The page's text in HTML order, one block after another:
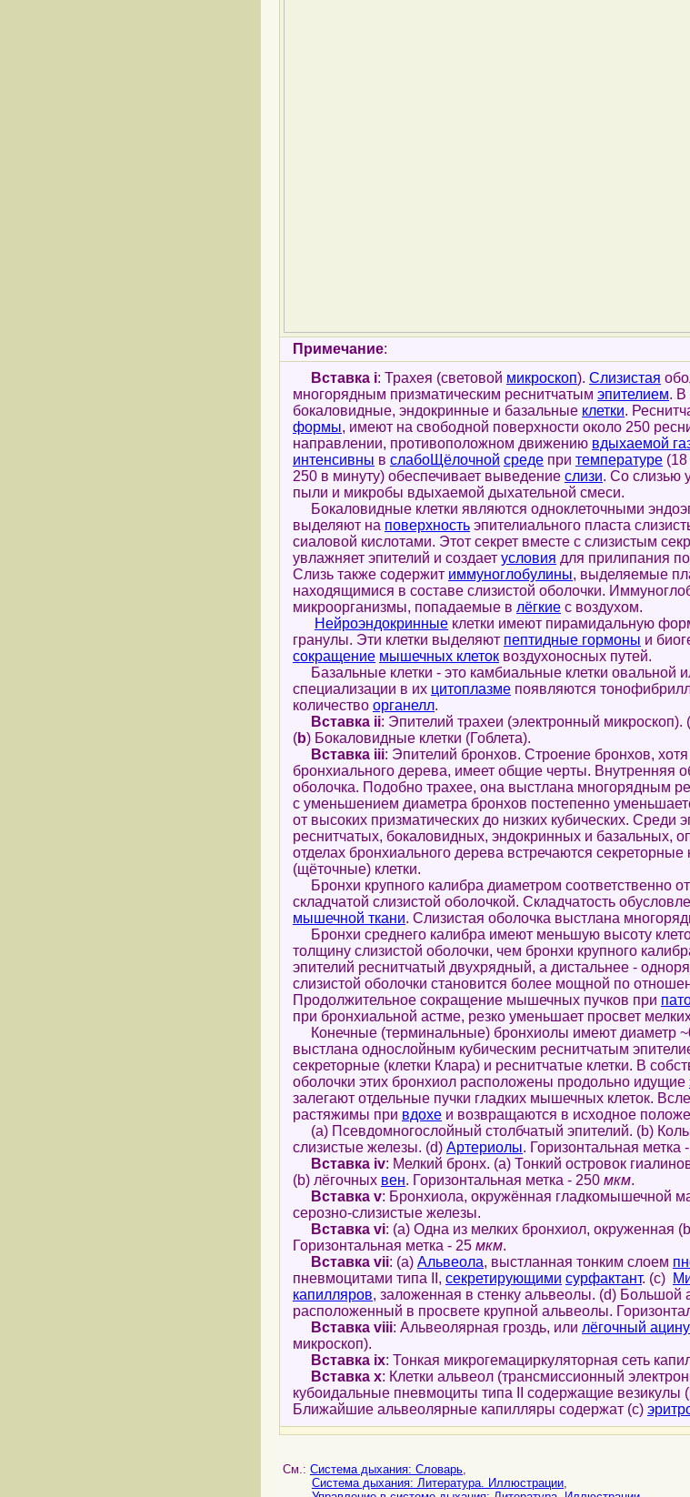
Примечание:
Вставка i: Трахея (световой микроскоп). Слизистая
многорядным призматическим реснитчатым эпителием. В
бокаловидные, эндокринные и базальные клетки.
формы, имеют на свободной поверхности около 250
направлении, противоположном движению вдыхаемой
интенсивны в слабоЩёлочной среде при температуре
250 в минуту) обеспечивает выведение слизи. Со слизью
пыли и микробы вдыхаемой дыхательной смеси.
Бокаловидные клетки являются одноклеточными
выделяют на поверхность эпителиального пласта
сиаловой кислотами. Этот секрет вместе с слизистым
увлажняет эпителий и создает условия для прилипания
Слизь также содержит иммуноглобулины, выделяемые
находящимися в составе слизистой оболочки.
микроорганизмы, попадаемые в лёгкие с воздухом.
Нейроэндокринные клетки имеют пирамидальную
гранулы. Эти клетки выделяют пептидные гормоны и
сокращение мышечных клеток воздухоносных путей.
Базальные клетки - это камбиальные клетки овальной
специализации в их цитоплазме появляются
количество органелл.
Вставка ii: Эпителий трахеи (электронный микроскоп). (
(b) Бокаловидные клетки (Гоблета).
Вставка iii: Эпителий бронхов. Строение бронхов,
бронхиального дерева, имеет общие черты. Внутренняя
оболочка. Подобно трахее, она выстлана многорядным
с уменьшением диаметра бронхов постепенно
от высоких призматических до низких кубических. Среди
реснитчатых, бокаловидных, эндокринных и базальных,
отделах бронхиального дерева встречаются
(щёточные) клетки.
Бронхи крупного калибра диаметром соответственно
складчатой слизистой оболочкой. Складчатость
мышечной ткани. Слизистая оболочка выстлана
Бронхи среднего калибра имеют меньшую высоту
толщину слизистой оболочки, чем бронхи крупного
эпителий реснитчатый двухрядный, а дистальнее -
слизистой оболочки становится более мощной по
Продолжительное сокращение мышечных пучков при
при бронхиальной астме, резко уменьшает просвет
Конечные (терминальные) бронхиолы имеют диаметр
выстлана однослойным кубическим реснитчатым
секреторные (клетки Клара) и реснитчатые клетки. В
оболочки этих бронхиол расположены продольно идущие
залегают отдельные пучки гладких мышечных клеток.
растяжимы при вдохе и возвращаются в исходное
(a) Псевдомногослойный столбчатый эпителий. (b)
слизистые железы. (d) Артериолы. Горизонтальная метка
Вставка iv: Мелкий бронх. (a) Тонкий островок
(b) лёгочных вен. Горизонтальная метка - 250 мкм.
Вставка v: Бронхиола, окружённая гладкомышечной
серозно-слизистые железы.
Вставка vi: (a) Одна из мелких бронхиол, окруженная
Горизонтальная метка - 25 мкм.
Вставка vii: (a) Альвеола, выстланная тонким слоем
пневмоцитами типа II, секретирующими сурфактант. (c)
капилляров, заложенная в стенку альвеолы. (d) Большой
расположенный в просвете крупной альвеолы.
Вставка viii: Альвеолярная гроздь, или лёгочный
микроскоп).
Вставка ix: Тонкая микрогемациркуляторная сеть
Вставка x: Клетки альвеол (трансмиссионный
кубоидальные пневмоциты типа II содержащие везикулы
Ближайшие альвеолярные капилляры содержат (c)
См.: Система дыхания: Cловарь,
Система дыхания: Литература. Иллюстрации,